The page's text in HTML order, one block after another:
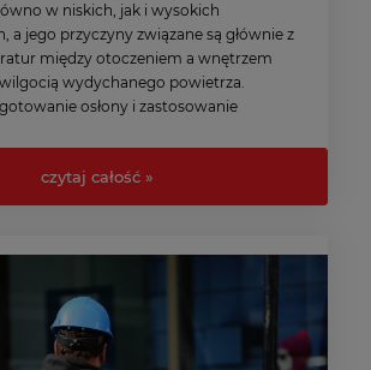
w niskich, jak i wysokich
a jego przyczyny związane są głównie z
między otoczeniem a wnętrzem
wilgocią wydychanego powietrza.
osłony i zastosowanie
czytaj całość »